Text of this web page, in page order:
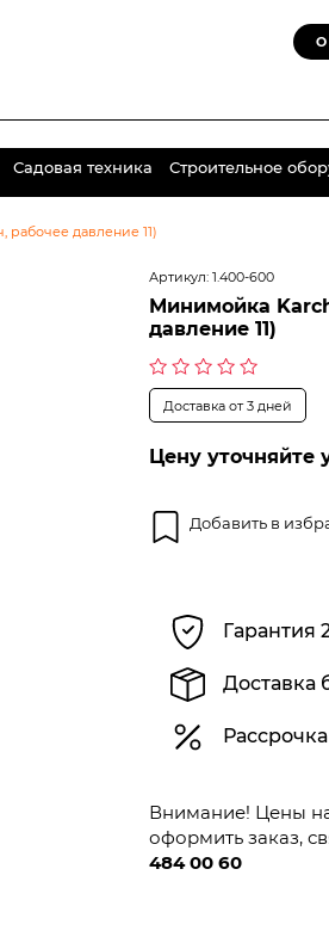
О
Садовая техника Строительное
рабочее давление 11)
Артикул:1.400-600
Минимойка
давление 11)
Оценка
из
Доставка от 3 дней
Цену уточняйте
Добавить в
Гарантия
Доставка
Внимание! Цены на
оформить заказ,
484 00 60